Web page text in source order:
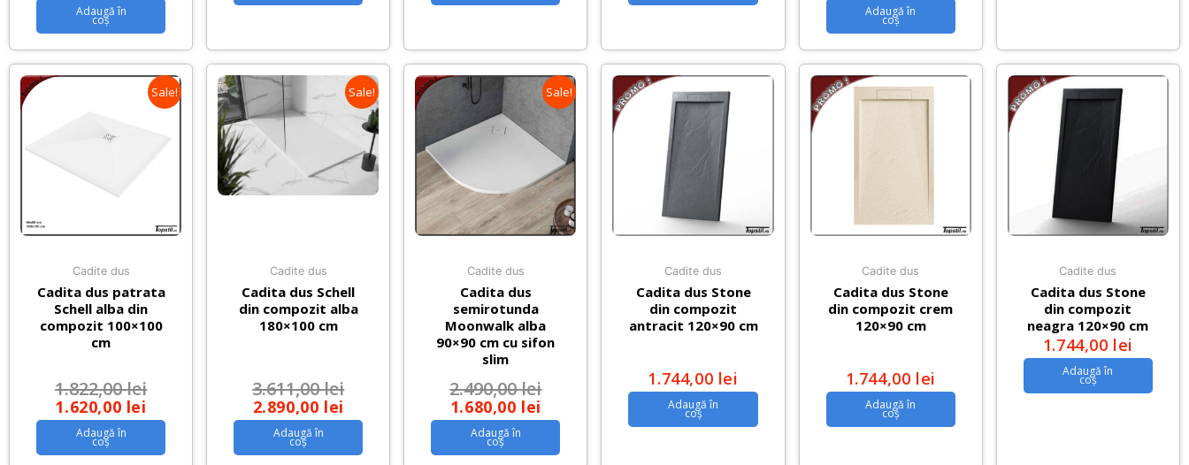
Adaugă în
coș
Adaugă în
coș
Sale!
Cadite dus
Cadita dus patrata
Schell alba din
compozit 100×100
cm
1.822,00lei
1.620,00 lei
Adaugă în
coș
Sale!
Cadite dus
Cadita dus Schell
din compozit alba
180×100 cm
3.611,00lei
2.890,00 lei
Adaugă în
coș
Sale!
Cadite dus
Cadita dus
semirotunda
Moonwalk alba
90×90 cm cu sifon
slim
2.490,00lei
1.680,00 lei
Adaugă în
coș
Cadite dus
Cadita dus Stone
din compozit
antracit 120×90 cm
1.744,00 lei
Adaugă în
coș
Cadite dus
Cadita dus Stone
din compozit crem
120×90 cm
1.744,00 lei
Adaugă în
coș
Cadite dus
Cadita dus Stone
din compozit
neagra 120×90 cm
1.744,00 lei
Adaugă în
coș